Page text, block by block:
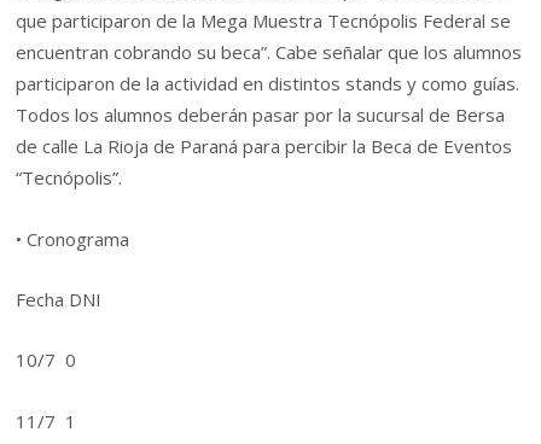
que participaron de la Mega Muestra Tecnópolis Federal se
encuentran cobrando su beca”. Cabe señalar que los alumnos
participaron de la actividad en distintos stands y como guías.
Todos los alumnos deberán pasar por la sucursal de Bersa
de calle La Rioja de Paraná para percibir la Beca de Eventos
“Tecnópolis”.
• Cronograma
Fecha DNI
10/7 0
11/7 1